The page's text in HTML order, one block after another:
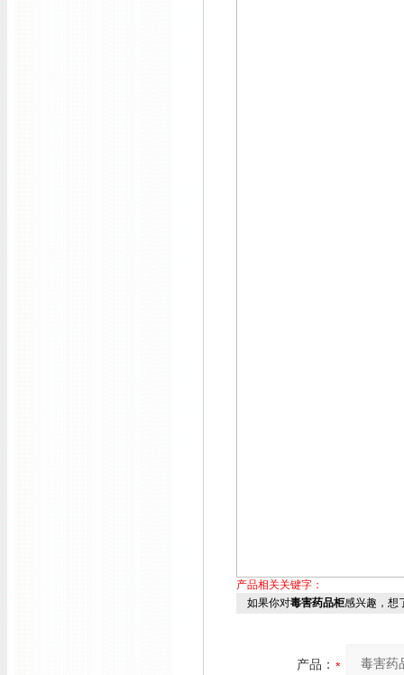
产品相关关键字：
如果你对毒害药品柜感兴趣，想
产品：